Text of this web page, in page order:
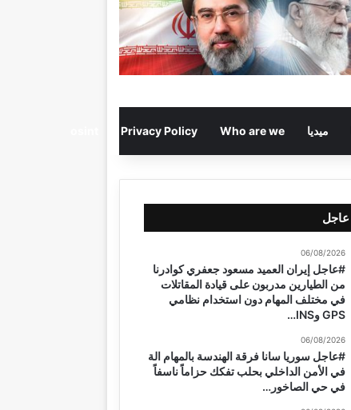
ميديا Who are we
Privacy Policy
عاجل
06/08/2026
#عاجل إيران العميد مسعود جعفري كوادرنا
من الطيارين مدربون على قيادة المقاتلات
في مختلف المهام دون استخدام نظامي
GPS وINS…
06/08/2026
#عاجل سوريا سانا فرقة الهندسة بالمهام الة
في الأمن الداخلي بحلب تفكك حزاماً ناسفاً
في حي الصاخور…